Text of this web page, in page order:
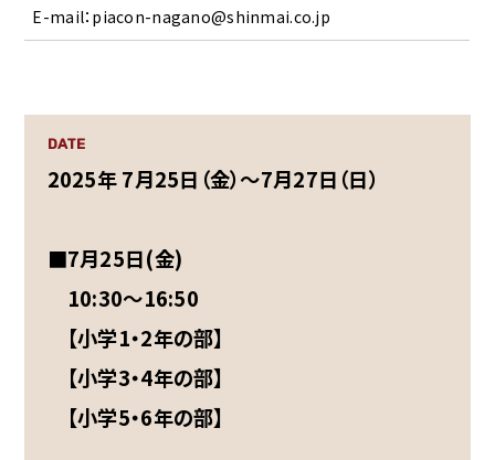
E-mail：piacon-nagano@shinmai.co.jp
DATE
2025年 7月25日（金）～7月27日（日）
■7月25日(金)
10:30～16:50
【小学1・2年の部】
【小学3・4年の部】
【小学5・6年の部】